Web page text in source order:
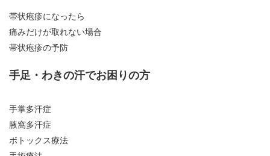
帯状疱疹になったら
痛みだけが取れない場合
帯状疱疹の予防
手足・わきの汗でお困りの方
手掌多汗症
腋窩多汗症
ボトックス療法